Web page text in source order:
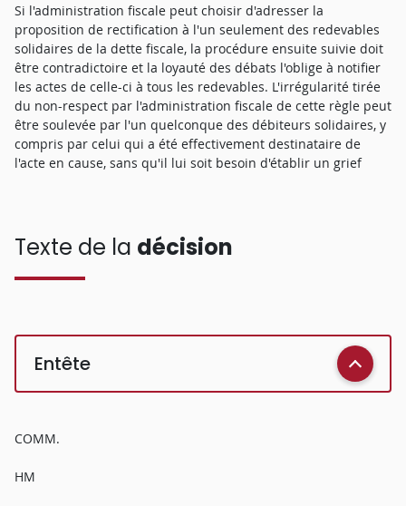
Si l'administration fiscale peut choisir d'adresser la
proposition de rectification à l'un seulement des redevables
solidaires de la dette fiscale, la procédure ensuite suivie doit
être contradictoire et la loyauté des débats l'oblige à notifier
les actes de celle-ci à tous les redevables. L'irrégularité tirée
du non-respect par l'administration fiscale de cette règle peut
être soulevée par l'un quelconque des débiteurs solidaires, y
compris par celui qui a été effectivement destinataire de
l'acte en cause, sans qu'il lui soit besoin d'établir un grief
Texte de la décision
Entête
COMM.
HM